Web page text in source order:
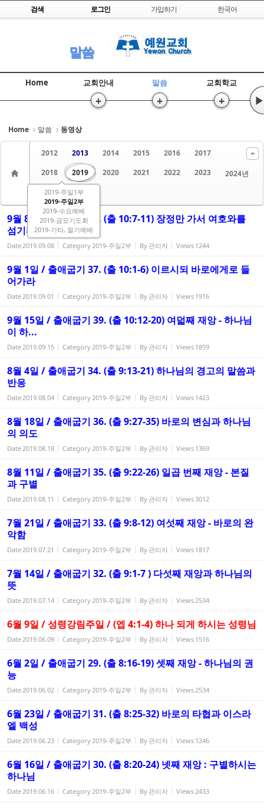
Skip to content
검색 로그인 가입하기 한국어
말씀
Home 교회안내
+
말씀
+
교회학교
+ ▶
Home 말씀 동영상
2012 2013 2014 2015 2016
2017
2018
2019
2019-주일1부
2019-주일2부
2019-수요예배
2019-금요기도회
2019-기타, 절기예배
2020 2021 2022 2023
2024년
2025년
2026
9월 8일 / 출애굽기 38. (출 10:7-11) 장정만 가서 여호와를
섬기라
Date2019.09.08 Category2019-주일2부 By 관리자 Views 1244
9월 1일 / 출애굽기 37. (출 10:1-6) 이르시되 바로에게로 들
어가라
Date2019.09.01 Category2019-주일2부 By 관리자 Views 1916
9월 15일 / 출애굽기 39. (출 10:12-20) 여덟째 재앙 - 하나님
이 하...
Date2019.09.15 Category2019-주일2부 By 관리자 Views 1859
8월 4일 / 출애굽기 34. (출 9:13-21) 하나님의 경고의 말씀과
반응
Date2019.08.04 Category2019-주일2부 By 관리자 Views 1423
8월 18일 / 출애굽기 36. (출 9:27-35) 바로의 변심과 하나님
의 의도
Date2019.08.18 Category2019-주일2부 By 관리자 Views 1369
8월 11일 / 출애굽기 35. (출 9:22-26) 일곱 번째 재앙 - 본질
과 구별
Date2019.08.11 Category2019-주일2부 By 관리자 Views3012
7월 21일 / 출애굽기 33. (출 9:8-12) 여섯째 재앙 - 바로의 완
악함
Date2019.07.21 Category2019-주일2부 By 관리자 Views 1817
7월 14일 / 출애굽기 32. (출 9:1-7 ) 다섯째 재앙과 하나님의
뜻
Date2019.07.14 Category2019-주일2부 By 관리자 Views2534
6월 9일 / 성령강림주일 / (엡 4:1-4) 하나 되게 하시는 성령님
Date2019.06.09 Category2019-주일2부 By 관리자 Views 1516
6월 2일 / 출애굽기 29. (출 8:16-19) 셋째 재앙 - 하나님의 권
능
Date2019.06.02 Category2019-주일2부 By 관리자 Views2534
6월 23일 / 출애굽기 31. (출 8:25-32) 바로의 타협과 이스라
엘 백성
Date2019.06.23 Category2019-주일2부 By 관리자 Views 1246
6월 16일 / 출애굽기 30. (출 8:20-24) 넷째 재앙 : 구별하시는
하나님
Date2019.06.16 Category2019-주일2부 By 관리자 Views2433
Sketchbook5, 스케치북5
Sketchbook5, 스케치북5